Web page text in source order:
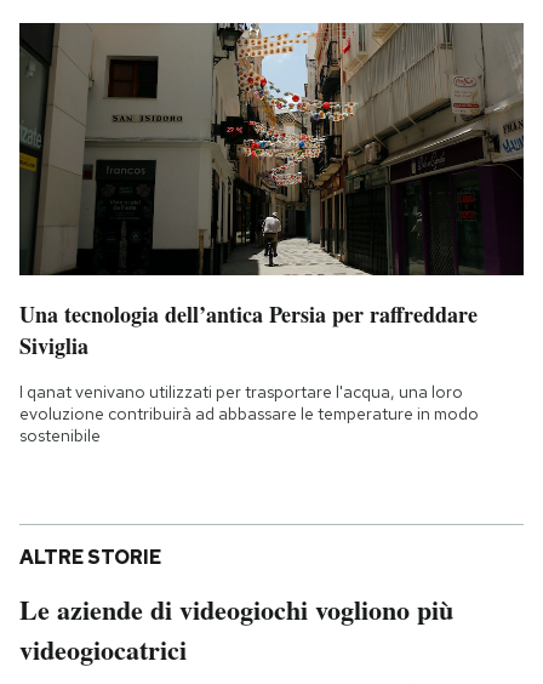
Una tecnologia dell’antica Persia per raffreddare
Siviglia
I qanat venivano utilizzati per trasportare l'acqua, una loro
evoluzione contribuirà ad abbassare le temperature in modo
sostenibile
ALTRE STORIE
Le aziende di videogiochi vogliono più
videogiocatrici